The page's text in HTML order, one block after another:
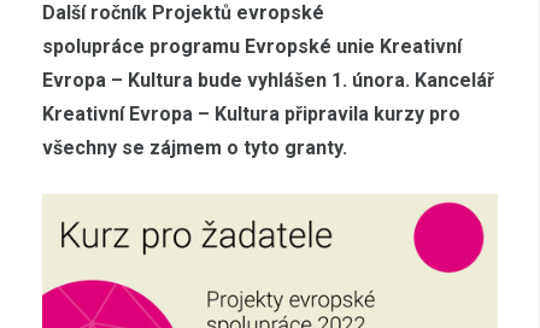
Další ročník Projektů evropské
spolupráce programu Evropské unie Kreativní
Evropa – Kultura bude vyhlášen 1. února. Kancelář
Kreativní Evropa – Kultura připravila kurzy pro
všechny se zájmem o tyto granty.